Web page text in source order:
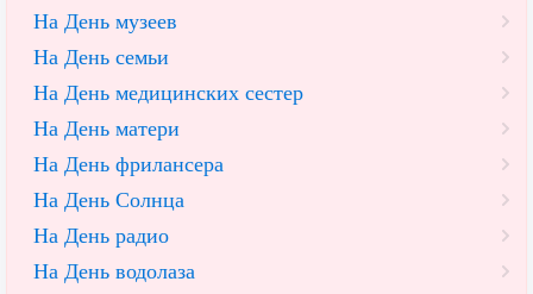
На День музеев
На День семьи
На День медицинских сестер
На День матери
На День фрилансера
На День Солнца
На День радио
На День водолаза